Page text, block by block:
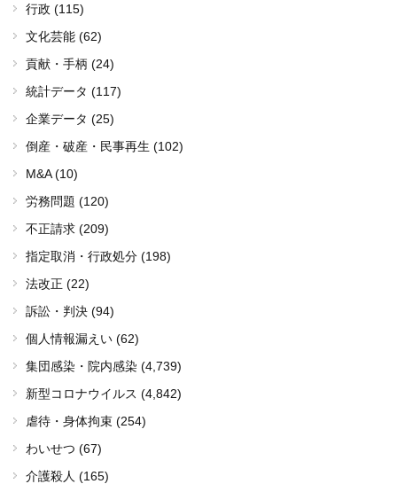
行政 (115)
文化芸能 (62)
貢献・手柄 (24)
統計データ (117)
企業データ (25)
倒産・破産・民事再生 (102)
M&A (10)
労務問題 (120)
不正請求 (209)
指定取消・行政処分 (198)
法改正 (22)
訴訟・判決 (94)
個人情報漏えい (62)
集団感染・院内感染 (4,739)
新型コロナウイルス (4,842)
虐待・身体拘束 (254)
わいせつ (67)
介護殺人 (165)